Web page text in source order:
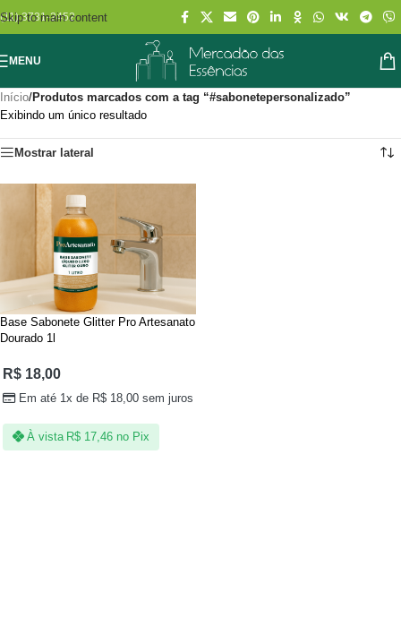
Skip to main content
(11) 3731-2452
MENU
Início/Produtos marcados com a tag “#sabonetepersonalizado”
Exibindo um único resultado
Mostrar lateral
Base Sabonete Glitter Pro Artesanato
Dourado 1l
R$18,00
Em até 1x de R$ 18,00 sem juros
À vista R$ 17,46 no Pix